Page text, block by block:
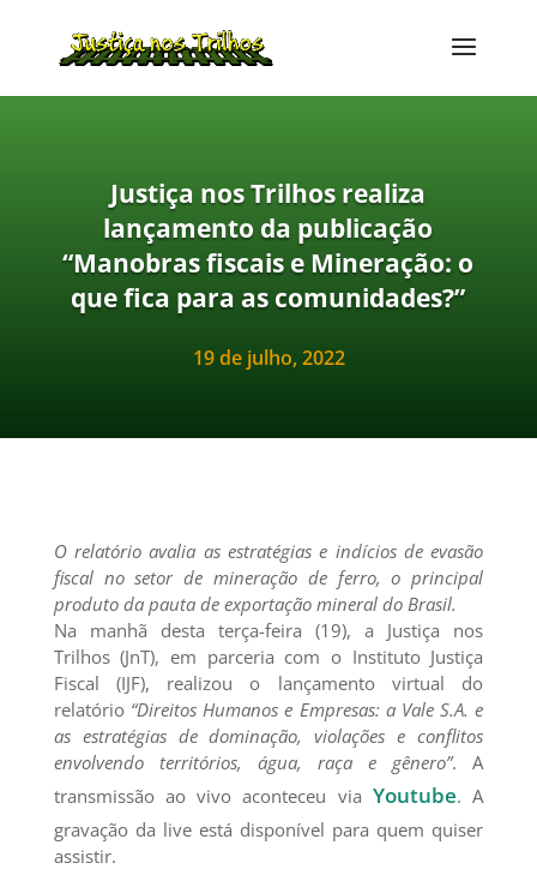
Justiça nos Trilhos realiza
lançamento da publicação
“Manobras fiscais e Mineração: o
que fica para as comunidades?”
19 de julho, 2022
O relatório avalia as estratégias e indícios de evasão
fiscal no setor de mineração de ferro, o principal
produto da pauta de exportação mineral do Brasil.
Na manhã desta terça-feira (19), a Justiça nos
Trilhos (JnT), em parceria com o Instituto Justiça
Fiscal (IJF), realizou o lançamento virtual do
relatório “Direitos Humanos e Empresas: a Vale S.A. e
as estratégias de dominação, violações e conflitos
envolvendo territórios, água, raça e gênero”. A
transmissão ao vivo aconteceu via Youtube. A
gravação da live está disponível para quem quiser
assistir.